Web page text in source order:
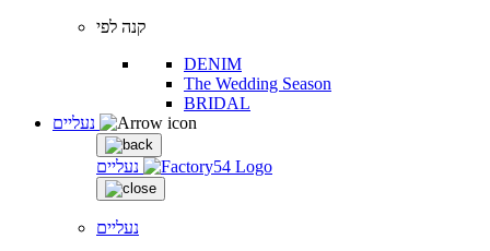
קנה לפי
DENIM
The Wedding Season
BRIDAL
נעליים
נעליים